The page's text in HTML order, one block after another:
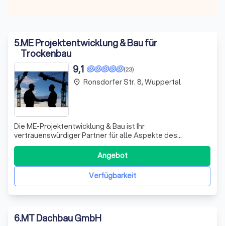
5.ME Projektentwicklung & Bau für
Trockenbau
(23)
9,1
Die ME-Projektentwicklung & Bau ist Ihr
vertrauenswürdiger Partner für alle Aspekte des
Bauwesens. Mit unserer jahrzehntelangen Erfahrung und
Fachkompetenz bieten wir Ihnen maßgeschneiderte
Lösungen, die exakt auf Ihren Bedarf zugeschnitten sind.
Unser kundenorientiertes Team legt großen Wert auf Tr
Verfügbarkeit
Angebot
place Ronsdorfer Str. 8, Wuppertal
6.MT Dachbau GmbH